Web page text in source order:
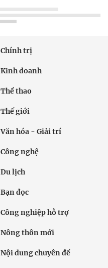
Chính trị
Kinh doanh
Thể thao
Thế giới
Văn hóa - Giải trí
Công nghệ
Du lịch
Bạn đọc
Công nghiệp hỗ trợ
Nông thôn mới
Nội dung chuyên đề